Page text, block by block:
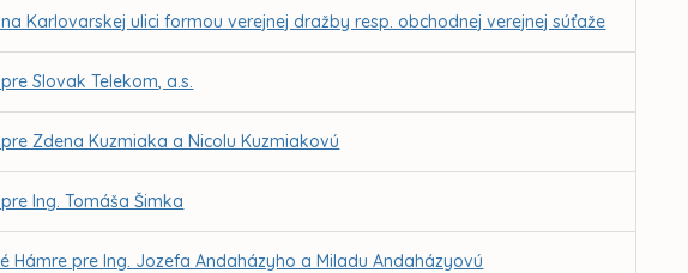
Karlovarskej ulici formou verejnej dražby resp. obchodnej verejnej súťaže
Slovak Telekom, a.s.
Zdena Kuzmiaka a Nicolu Kuzmiakovú
Ing. Tomáša Šimka
Hámre pre Ing. Jozefa Andaházyho a Miladu Andaházyovú